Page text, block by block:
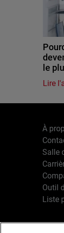
le
Lire
À
Salle
Outil
Liste